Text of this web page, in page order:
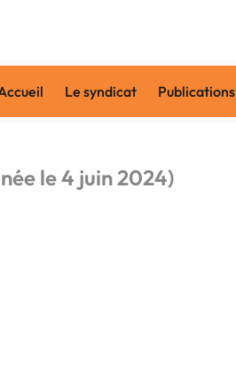
Le syndicat Publications
le 4 juin 2024)